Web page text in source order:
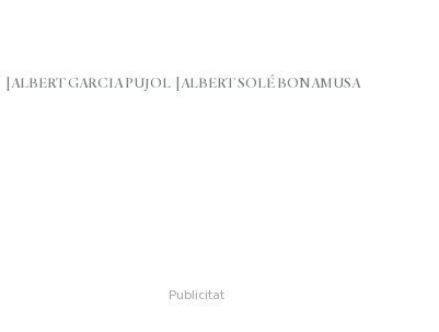
ALBERT GARCIA PUJOL ALBERT SOLÉ BONAMUSA